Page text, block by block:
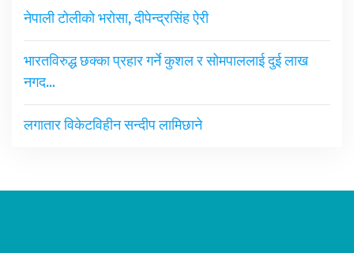
नेपाली टोलीको भरोसा, दीपेन्द्रसिंह ऐरी
भारतविरुद्ध छक्का प्रहार गर्ने कुशल र सोमपाललाई दुई लाख
नगद…
लगातार विकेटविहीन सन्दीप लामिछाने